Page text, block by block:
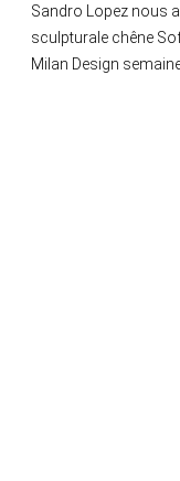
Sandro Lopez nous
sculpturale chêne
Milan Design